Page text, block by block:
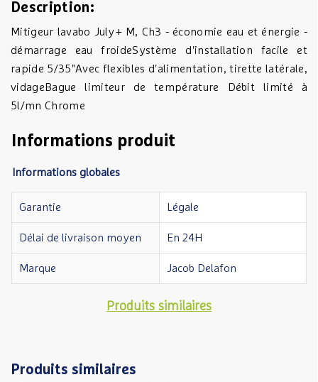
Description:
Mitigeur lavabo July+ M, Ch3 - économie eau et énergie -
démarrage eau froideSystème d'installation facile et
rapide 5/35"Avec flexibles d'alimentation, tirette latérale,
vidageBague limiteur de température Débit limité à
5l/mn Chrome
Informations produit
Informations globales
Garantie Légale
Délai de livraison moyen En 24H
Marque Jacob Delafon
Produits similaires
Produits similaires